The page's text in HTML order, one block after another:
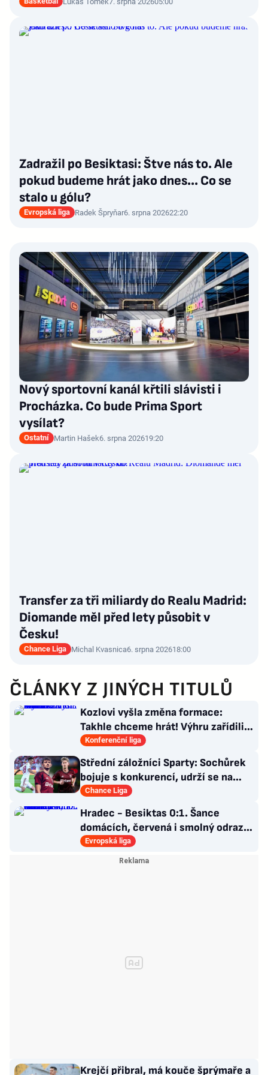
Zadražil po Besiktasi: Štve nás to. Ale
pokud budeme hrát jako dnes... Co se
stalo u gólu?
Evropská liga Radek Špryňar6. srpna 202622:20
Nový sportovní kanál křtili slávisti i
Procházka. Co bude Prima Sport
vysílat?
Ostatní Martin Hašek6. srpna 202619:20
Transfer za tři miliardy do Realu Madrid:
Diomande měl před lety působit v
Česku!
Chance Liga Michal Kvasnica6. srpna 202618:00
ČLÁNKY Z JINÝCH TITULŮ
Kozlovi vyšla změna formace:
Takhle chceme hrát! Výhru zařídili
sváteční hlavičkáři
Konferenční liga
Střední záložníci Sparty: Sochůrek
bojuje s konkurencí, udrží se na
Letné Hollý?
Chance Liga
Hradec - Besiktas 0:1. Šance
domácích, červená i smolný odraz.
Votroci budou dotahovat
Evropská liga
Krejčí přibral, má kouče šprýmaře a